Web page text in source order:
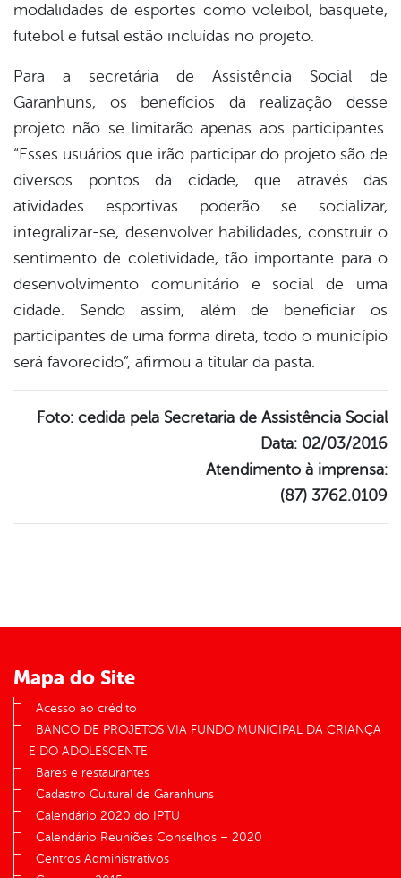
modalidades de esportes como voleibol, basquete,
futebol e futsal estão incluídas no projeto.
Para a secretária de Assistência Social de
Garanhuns, os benefícios da realização desse
projeto não se limitarão apenas aos participantes.
“Esses usuários que irão participar do projeto são de
diversos pontos da cidade, que através das
atividades esportivas poderão se socializar,
integralizar-se, desenvolver habilidades, construir o
sentimento de coletividade, tão importante para o
desenvolvimento comunitário e social de uma
cidade. Sendo assim, além de beneficiar os
participantes de uma forma direta, todo o município
será favorecido”, afirmou a titular da pasta.
Foto: cedida pela Secretaria de Assistência Social
Data: 02/03/2016
Atendimento à imprensa:
(87) 3762.0109
Mapa do Site
Acesso ao crédito
BANCO DE PROJETOS VIA FUNDO MUNICIPAL DA CRIANÇA
E DO ADOLESCENTE
Bares e restaurantes
Cadastro Cultural de Garanhuns
Calendário 2020 do IPTU
Calendário Reuniões Conselhos – 2020
Centros Administrativos